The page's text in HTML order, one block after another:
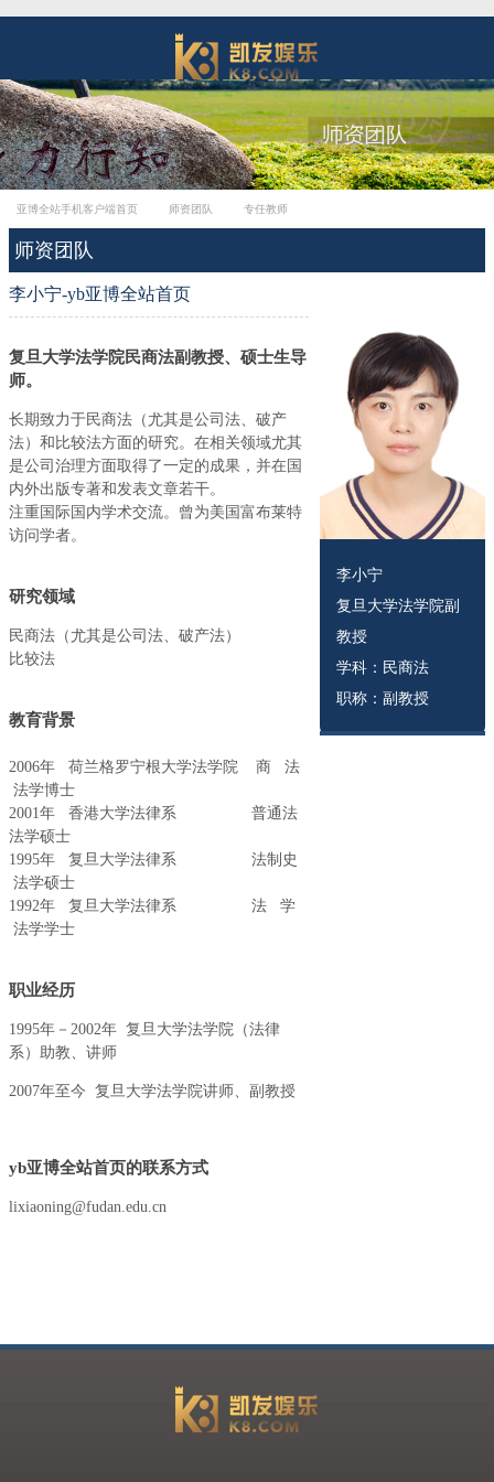
亚博全站手机客户端首页 师资团队 专任教师
师资团队
李小宁-yb亚博全站首页
复旦大学法学院民商法副教授、硕士生导
师。
长期致力于民商法（尤其是公司法、破产
法）和比较法方面的研究。在相关领域尤其
是公司治理方面取得了一定的成果，并在国
内外出版专著和发表文章若干。
注重国际国内学术交流。曾为美国富布莱特
访问学者。
研究领域
民商法（尤其是公司法、破产法）
比较法
教育背景
2006年 荷兰格罗宁根大学法学院 商 法
法学博士
2001年 香港大学法律系 普通法
法学硕士
1995年 复旦大学法律系 法制史
法学硕士
1992年 复旦大学法律系 法 学
法学学士
职业经历
1995年－2002年 复旦大学法学院（法律
系）助教、讲师
2007年至今 复旦大学法学院讲师、副教授
yb亚博全站首页的联系方式
lixiaoning@fudan.edu.cn
李小宁
复旦大学法学院副
教授
学科：民商法
职称：副教授